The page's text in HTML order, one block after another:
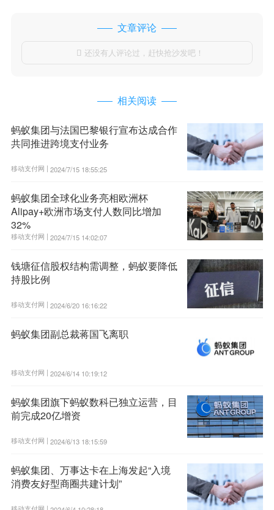
文章评论
 还没有人评论过，赶快抢沙发吧！
相关阅读
蚂蚁集团与法国巴黎银行宣布达成合作
共同推进跨境支付业务
移动支付网 | 2024/7/15 18:55:25
蚂蚁集团全球化业务亮相欧洲杯
Alipay+欧洲市场支付人数同比增加
32%
移动支付网 | 2024/7/15 14:02:07
钱塘征信股权结构需调整，蚂蚁要降低
持股比例
移动支付网 | 2024/6/20 16:16:22
蚂蚁集团副总裁蒋国飞离职
移动支付网 | 2024/6/14 10:19:12
蚂蚁集团旗下蚂蚁数科已独立运营，目
前完成20亿增资
移动支付网 | 2024/6/13 18:15:59
蚂蚁集团、万事达卡在上海发起“入境
消费友好型商圈共建计划”
移动支付网 |